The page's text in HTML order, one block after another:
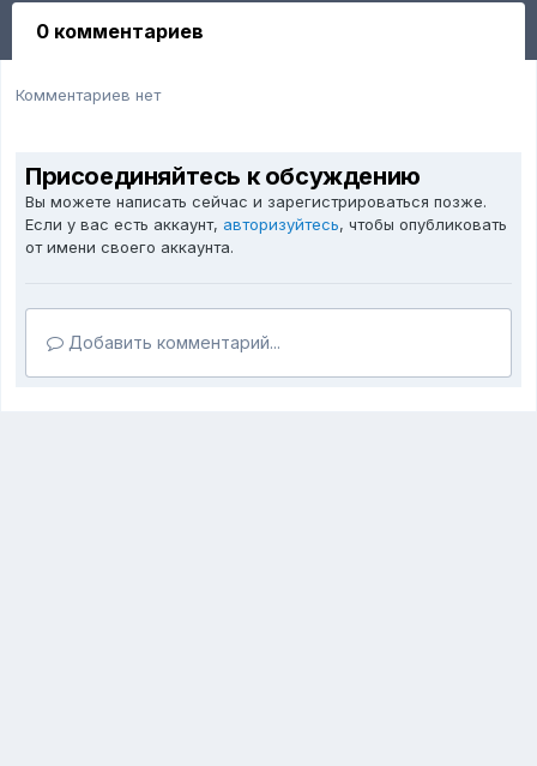
0 комментариев
Комментариев нет
Присоединяйтесь к обсуждению
Вы можете написать сейчас и зарегистрироваться позже.
Если у вас есть аккаунт, авторизуйтесь, чтобы опубликовать
от имени своего аккаунта.
Добавить комментарий...